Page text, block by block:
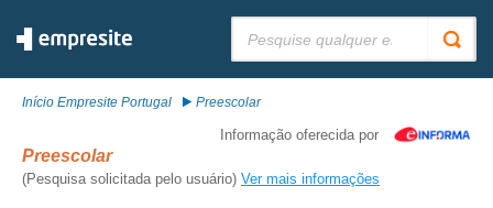
Início Empresite Portugal Preescolar
Informação oferecida por
Preescolar
(Pesquisa solicitada pelo usuário) Ver mais informações